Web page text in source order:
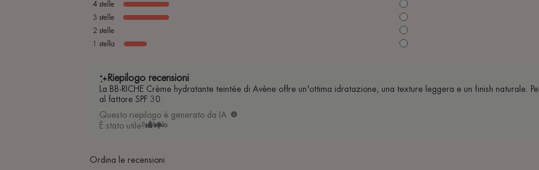
4 stelle
3 stelle
2 stelle
stella
Riepilogo recensioni
La BB-RICHE Crème hydratante teintée di Avène offre un'ottima idratazione, una texture leggera e un finish naturale.
al fattore SPF 30.
Questo riepilogo è generato da IA
È stato utile? Sì No
Ordina le recensioni